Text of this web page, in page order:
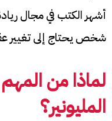
أشهر الكتب في مجال
شخص يحتاج إلى تغيير
لماذا من
المليونير؟